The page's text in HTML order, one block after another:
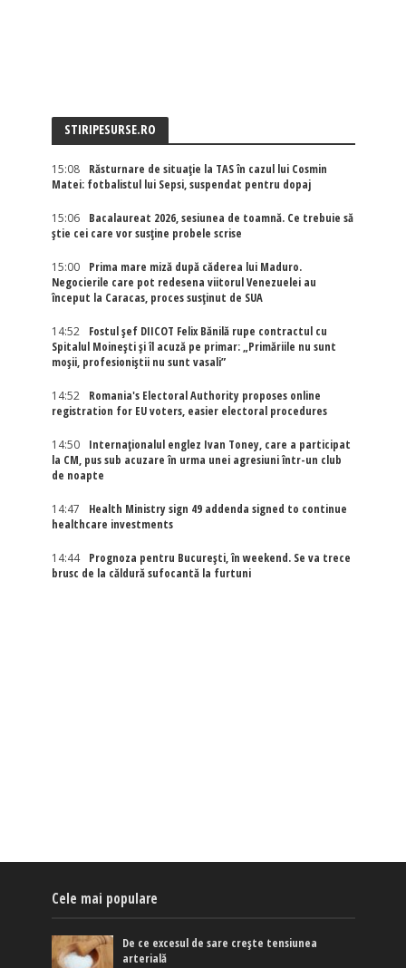
STIRIPESURSE.RO
15:08
Răsturnare de situație la TAS în cazul lui Cosmin
Matei: fotbalistul lui Sepsi, suspendat pentru dopaj
15:06
Bacalaureat 2026, sesiunea de toamnă. Ce trebuie să
știe cei care vor susține probele scrise
15:00
Prima mare miză după căderea lui Maduro.
Negocierile care pot redesena viitorul Venezuelei au
început la Caracas, proces susținut de SUA
14:52
Fostul șef DIICOT Felix Bănilă rupe contractul cu
Spitalul Moinești și îl acuză pe primar: „Primăriile nu sunt
moșii, profesioniștii nu sunt vasali”
14:52
Romania's Electoral Authority proposes online
registration for EU voters, easier electoral procedures
14:50
Internaţionalul englez Ivan Toney, care a participat
la CM, pus sub acuzare în urma unei agresiuni într-un club
de noapte
14:47
Health Ministry sign 49 addenda signed to continue
healthcare investments
14:44
Prognoza pentru București, în weekend. Se va trece
brusc de la căldură sufocantă la furtuni
Cele mai populare
De ce excesul de sare crește tensiunea
arterială